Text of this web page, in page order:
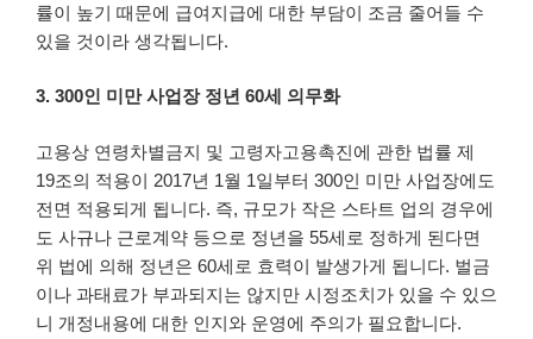
률이 높기 때문에 급여지급에 대한 부담이 조금 줄어들 수
있을 것이라 생각됩니다.
3. 300인 미만 사업장 정년 60세 의무화
고용상 연령차별금지 및 고령자고용촉진에 관한 법률 제
19조의 적용이 2017년 1월 1일부터 300인 미만 사업장에도
전면 적용되게 됩니다. 즉, 규모가 작은 스타트 업의 경우에
도 사규나 근로계약 등으로 정년을 55세로 정하게 된다면
위 법에 의해 정년은 60세로 효력이 발생가게 됩니다. 벌금
이나 과태료가 부과되지는 않지만 시정조치가 있을 수 있으
니 개정내용에 대한 인지와 운영에 주의가 필요합니다.